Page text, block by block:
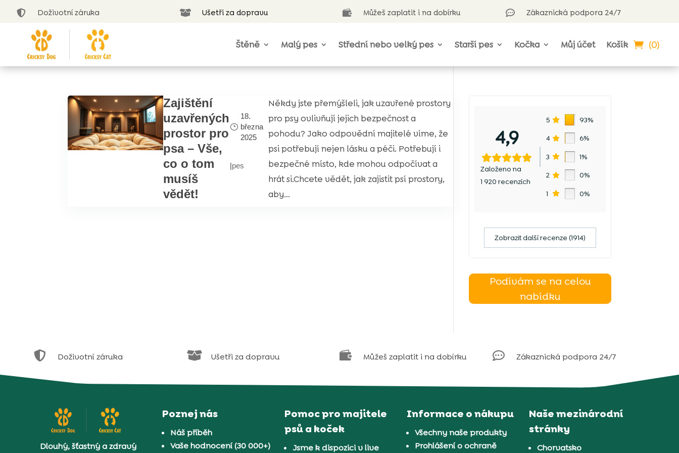
 Doživotní záruka  Ušetři za dopravu  Můžeš zaplatit i na dobírku  Zákaznická podpora 24/7
Štěně Malý pes Střední nebo velký pes Starší pes Kočka Můj účet Košík (0)
Zajištění
uzavřených
prostor pro
psa – Vše,
co o tom
musíš
vědět!
18.
března
2025
|pes
Někdy jste přemýšleli, jak uzavřené prostory
pro psy ovlivňují jejich bezpečnost a
pohodu? Jako odpovědní majitelé víme, že
psi potřebují nejen lásku a péči. Potřebují i
bezpečné místo, kde mohou odpočívat a
hrát si.Chcete vědět, jak zajistit psí prostory,
aby...
4,9
Založeno na
1 920 recenzích
5 93%
4 6%
3 1%
2 0%
1 0%
Zobrazit další recenze (1914)
Podívám se na celou
nabídku
 Doživotní záruka  Ušetři za dopravu  Můžeš zaplatit i na dobírku  Zákaznická podpora 24/7
Dlouhý, šťastný a zdravý
Poznej nás
Náš příběh
Vaše hodnocení (30 000+)
Pomoc pro majitele
psů a koček
Jsme k dispozici v live
Informace o nákupu
Všechny naše produkty
Prohlášení o ochraně
Naše mezinárodní
stránky
Chorvatsko